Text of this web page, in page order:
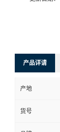
产品详请
产地
货号